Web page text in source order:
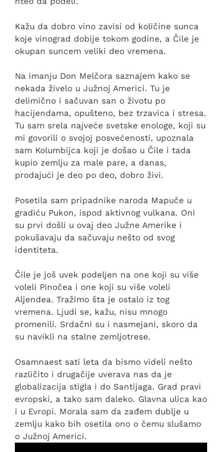
Kažu da dobro vino zavisi od količine sunca
koje vinograd dobije tokom godine, a Čile je
okupan suncem veliki deo vremena.
Na imanju Don Melčora saznajem kako se
nekada živelo u Južnoj Americi. Tu je
delimično i sačuvan san o životu po
hacijendama, opušteno, bez trzavica i stresa.
Tu sam srela najveće svetske enologe, koji su
mi govorili o svojoj posvećenosti, upoznala
sam Kolumbijca koji je došao u Čile i tada
kupio zemlju za male pare, a danas,
prodajući je deo po deo, dobro živi.
Posetila sam pripadnike naroda Mapuče u
gradiću Pukon, ispod aktivnog vulkana. Oni
su prvi došli u ovaj deo Južne Amerike i
pokušavaju da sačuvaju nešto od svog
identiteta.
Čile je još uvek podeljen na one koji su više
voleli Pinočea i one koji su više voleli
Aljendea. Tražimo šta je ostalo iz tog
vremena. Ljudi se, kažu, nisu mnogo
promenili. Srdačni su i nasmejani, skoro da
su navikli na stalne zemljotrese.
Osamnaest sati leta da bismo videli nešto
različito i drugačije uverava nas da je
globalizacija stigla i do Santijaga. Grad pravi
evropski, a tako sam daleko. Glavna ulica kao
i u Evropi. Morala sam da zađem dublje u
zemlju kako bih osetila ono o čemu slušamo
o Južnoj Americi.